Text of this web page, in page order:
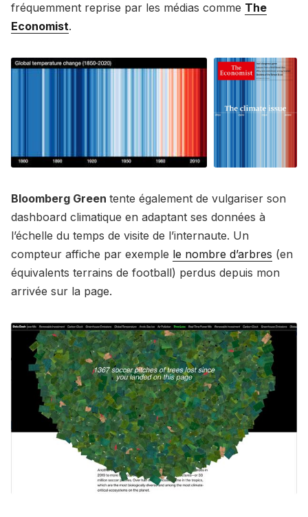
fréquemment reprise par les médias comme The
Economist.
Bloomberg Green tente également de vulgariser son
dashboard climatique en adaptant ses données à
l’échelle du temps de visite de l’internaute. Un
compteur affiche par exemple le nombre d’arbres (en
équivalents terrains de football) perdus depuis mon
arrivée sur la page.